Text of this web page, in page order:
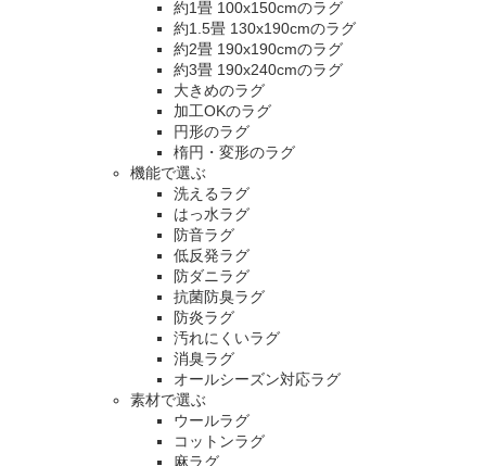
約1畳 100x150cmのラグ
約1.5畳 130x190cmのラグ
約2畳 190x190cmのラグ
約3畳 190x240cmのラグ
大きめのラグ
加工OKのラグ
円形のラグ
楕円・変形のラグ
機能で選ぶ
洗えるラグ
はっ水ラグ
防音ラグ
低反発ラグ
防ダニラグ
抗菌防臭ラグ
防炎ラグ
汚れにくいラグ
消臭ラグ
オールシーズン対応ラグ
素材で選ぶ
ウールラグ
コットンラグ
麻ラグ